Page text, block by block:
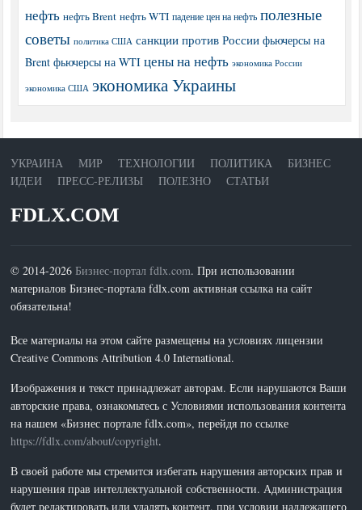
нефть нефть Brent нефть WTI падение цен на нефть полезные
советы политика США санкции против России фьючерсы на
Brent фьючерсы на WTI цены на нефть экономика России
экономика США экономика Украины
УКРАИНА МИР ТЕХНОЛОГИИ ПОЛИТИКА
БИЗНЕС
ИДЕИ
ПРЕСС-РЕЛИЗЫ ПОЛЕЗНО СТАТЬИ
FDLX.COM
© 2014-2026Бизнес-портал fdlx.com. При использовании
материалов Бизнес-портала fdlx.com активная ссылка на сайт
обязательна!
Все материалы на этом сайте размещены на условиях лицензии
Creative Commons Attribution 4.0 International.
Изображения и текст принадлежат авторам. Если нарушаются Ваши
авторские права, ознакомьтесь с Условиями использования контента
на нашем «Бизнес портале fdlx.com», перейдя по ссылке
https://fdlx.com/about/copyright.
В своей работе мы стремится избегать нарушения авторских прав и
нарушения прав интеллектуальной собственности. Администрация
будет редактировать или удалять контент, при условии надлежащего